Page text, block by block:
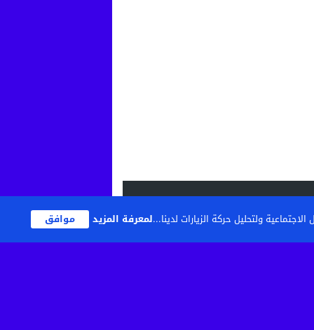
ولتحليل حركة الزيارات لدينا...لمعرفة المزيد موافق